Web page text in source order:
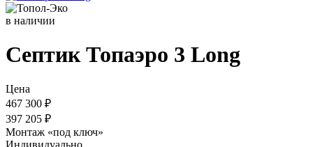
в наличии
Септик Топаэро 3 Long
Цена
467 300 ₽
397 205 ₽
Монтаж «под ключ»
Индивидуально